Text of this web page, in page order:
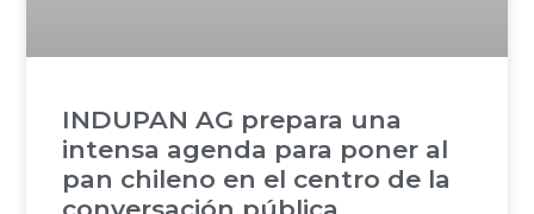
INDUPAN AG prepara una
intensa agenda para poner al
pan chileno en el centro de la